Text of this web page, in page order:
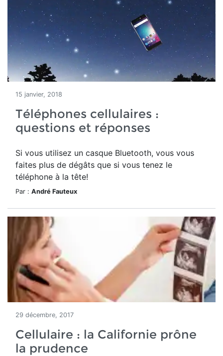
15 janvier, 2018
Téléphones cellulaires :
questions et réponses
Si vous utilisez un casque Bluetooth, vous vous
faites plus de dégâts que si vous tenez le
téléphone à la tête!
Par : André Fauteux
29 décembre, 2017
Cellulaire : la Californie prône
la prudence